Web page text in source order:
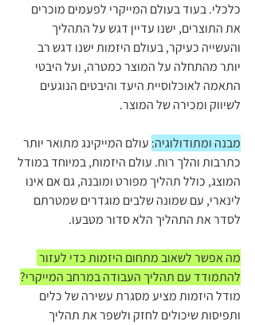
כלכלי. בעוד בעולם המייקרי לפעמים מוכרים
את התוצרים, ישנו עדיין דגש על התהליך
והעשייה כעיקר, בעולם היזמות ישנו דגש רב
יותר מהתחלה על המוצר כמטרה, ועל היבטי
התאמה לאוכלוסיית היעד והיבטים הנוגעים
לשיווק ומכירה של המוצר.
מבנה ומתודולוגיה: עולם המייקינג מתואר יותר
כתרבות והלך רוח. עולם היזמות, במיוחד במודל
המוצג, כולל תהליך מפורט ומובנה, גם אם אינו
לינארי, עם שמונה שלבים מוגדרים שמטרתם
לסדר את התהליך הלא סדור מטבעו.
מה אפשר לשאוב מתחום היזמות כדי לעזור
להתמודד עם תהליך העבודה במרחב המייקרי?
מודל היזמות מציע מסגרת עשירה של כלים
ותפיסות שיכולים לחזק ולשפר את תהליך